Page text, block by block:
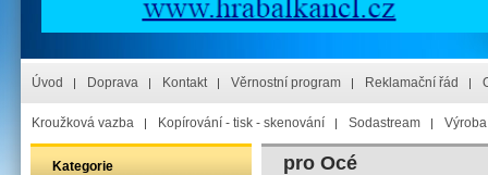
Úvod Doprava Kontakt Věrnostní program Reklamační řád
Kroužková vazba Kopírování - tisk - skenování Sodastream
Kategorie pro Océ